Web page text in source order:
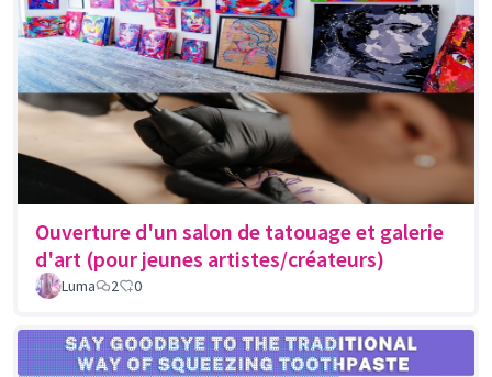
Ouverture d'un salon de tatouage et galerie
d'art (pour jeunes artistes/créateurs)
Luma 2 0